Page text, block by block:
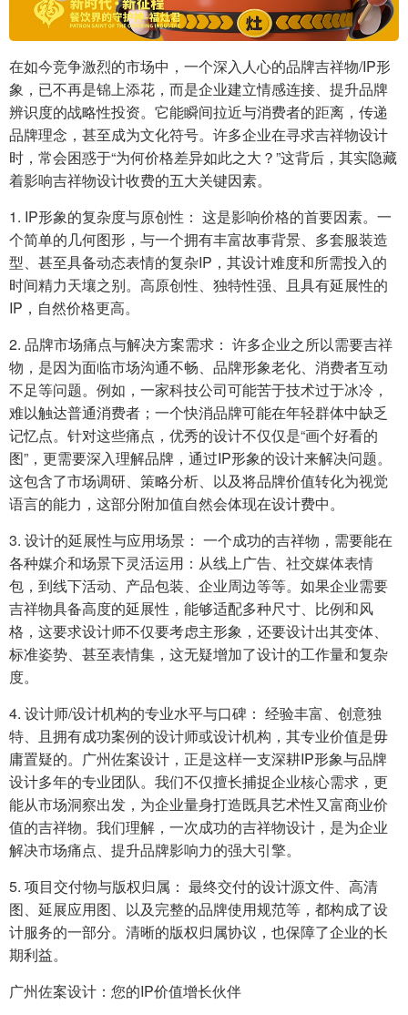
在如今竞争激烈的市场中，一个深入人心的品牌吉祥物/IP形
象，已不再是锦上添花，而是企业建立情感连接、提升品牌
辨识度的战略性投资。它能瞬间拉近与消费者的距离，传递
品牌理念，甚至成为文化符号。许多企业在寻求吉祥物设计
时，常会困惑于“为何价格差异如此之大？”这背后，其实隐藏
着影响吉祥物设计收费的五大关键因素。
1. IP形象的复杂度与原创性： 这是影响价格的首要因素。一
个简单的几何图形，与一个拥有丰富故事背景、多套服装造
型、甚至具备动态表情的复杂IP，其设计难度和所需投入的
时间精力天壤之别。高原创性、独特性强、且具有延展性的
IP，自然价格更高。
2. 品牌市场痛点与解决方案需求： 许多企业之所以需要吉祥
物，是因为面临市场沟通不畅、品牌形象老化、消费者互动
不足等问题。例如，一家科技公司可能苦于技术过于冰冷，
难以触达普通消费者；一个快消品牌可能在年轻群体中缺乏
记忆点。针对这些痛点，优秀的设计不仅仅是“画个好看的
图”，更需要深入理解品牌，通过IP形象的设计来解决问题。
这包含了市场调研、策略分析、以及将品牌价值转化为视觉
语言的能力，这部分附加值自然会体现在设计费中。
3. 设计的延展性与应用场景： 一个成功的吉祥物，需要能在
各种媒介和场景下灵活运用：从线上广告、社交媒体表情
包，到线下活动、产品包装、企业周边等等。如果企业需要
吉祥物具备高度的延展性，能够适配多种尺寸、比例和风
格，这要求设计师不仅要考虑主形象，还要设计出其变体、
标准姿势、甚至表情集，这无疑增加了设计的工作量和复杂
度。
4. 设计师/设计机构的专业水平与口碑： 经验丰富、创意独
特、且拥有成功案例的设计师或设计机构，其专业价值是毋
庸置疑的。广州佐案设计，正是这样一支深耕IP形象与品牌
设计多年的专业团队。我们不仅擅长捕捉企业核心需求，更
能从市场洞察出发，为企业量身打造既具艺术性又富商业价
值的吉祥物。我们理解，一次成功的吉祥物设计，是为企业
解决市场痛点、提升品牌影响力的强大引擎。
5. 项目交付物与版权归属： 最终交付的设计源文件、高清
图、延展应用图、以及完整的品牌使用规范等，都构成了设
计服务的一部分。清晰的版权归属协议，也保障了企业的长
期利益。
广州佐案设计：您的IP价值增长伙伴